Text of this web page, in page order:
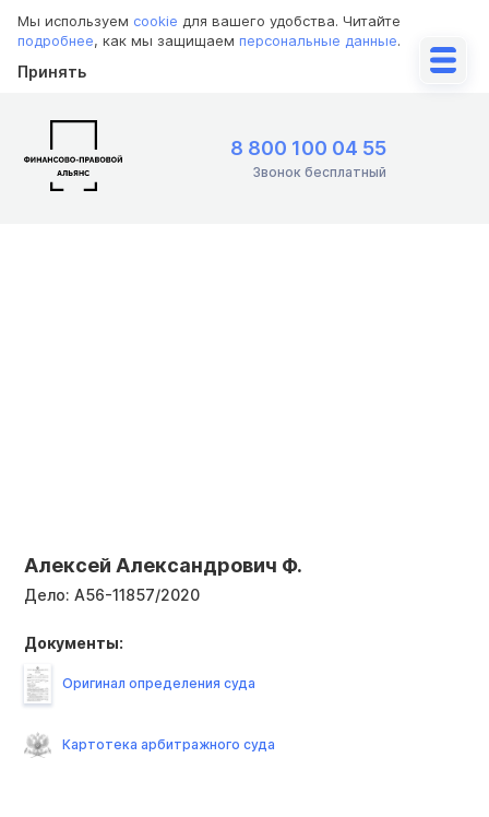
Мы используем cookie для вашего удобства. Читайте
подробнее, как мы защищаем персональные данные.
Принять
8 800 100 04 55
Звонок бесплатный
Алексей Александрович Ф.
Дело: А56-11857/2020
Документы:
Оригинал определения суда
Картотека арбитражного суда